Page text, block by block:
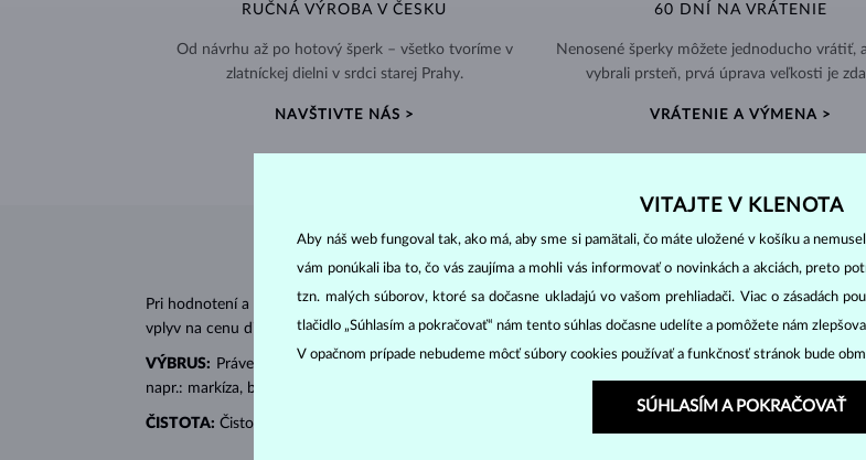
RUČNÁ VÝROBA V ČESKU
Od návrhu až po hotový šperk – všetko tvoríme v
zlatníckej dielni v srdci starej Prahy.
NAVŠTIVTE NÁS >
60 DNÍ NA VRÁTENIE
Nenosené šperky môžete jednoducho vrátiť,
vybrali prsteň, prvá úprava veľkosti je
VRÁTENIE A VÝMENA >
DIAMANTOVÉ
Pri hodnotení a certifikáciidiamantovsa posudzujú ich základné parametre, tzv. 4C: výbrus (cut), čistota (
vplyv na cenu diamantu.
VÝBRUS: Práve správny výbrus dodáva diamantu jeho oslnivý lesk. Najobľúbenejší je výbrus guľatý, tzv.
napr.: markíza, bageta, srdiečko, slza, ovál či princess (štvorboký alebo trojboký výbrus s ostrými rohmi,
ČISTOTA: Čistotu určuje množstvo, veľkosť a rozloženie tzv. inkluzií čiže vnútorných nedokonalostí
VITAJTE V KLENOTA
Aby náš web fungoval tak, ako má, aby sme si pamätali, čo máte uložené v košíku a
vám ponúkali iba to, čo vás zaujíma a mohli vás informovať o novinkách a akciách, preto
tzn. malých súborov, ktoré sa dočasne ukladajú vo vašom prehliadači. Viac o zásadách
tlačidlo „Súhlasím a pokračovať“ nám tento súhlas dočasne udelíte a pomôžete nám
V opačnom prípade nebudeme môcť súbory cookies používať a funkčnosť stránok bude
SÚHLASÍM A POKRAČOVAŤ